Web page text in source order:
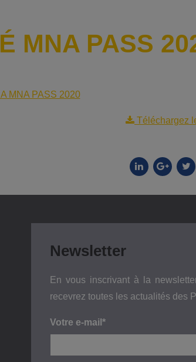
MNA PASS
MNA PASS 2020
Téléchargez
Newsletter
En vous inscrivant à la
recevrez toutes les actualités des
Votre e-mail*